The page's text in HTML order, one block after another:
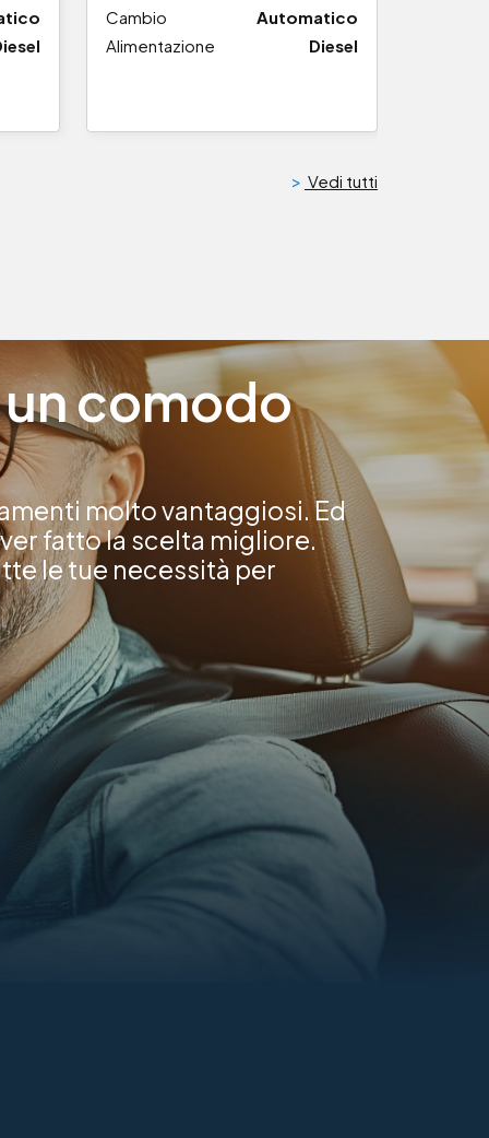
Cambio
Automatico
Alimentazione
Diesel
> Vedi tutti
comodo
molto vantaggiosi. Ed
fatto la scelta migliore.
le tue necessità per